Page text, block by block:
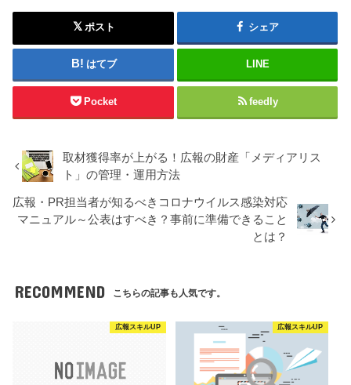
ポスト シェア
はてブ LINE
Pocket feedly
取材獲得率が上がる！広報の財産「メディアリス
ト」の管理・運用方法
広報・PR担当者が知るべきコロナウイルス感染対応
マニュアル～公表はすべき？事前に準備できること
とは？
RECOMMEND こちらの記事も人気です。
広報スキルUP 広報スキルUP